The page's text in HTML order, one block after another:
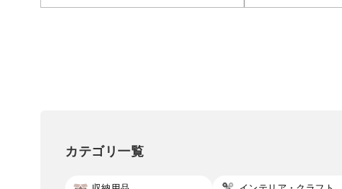
カテゴリ一覧